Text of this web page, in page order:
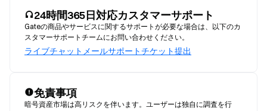
24時間365日対応カスタマーサポート
Gateの商品やサービスに関するサポートが必要な場合は、以下のカ
スタマーサポートチームにお問い合わせください。
ライブチャット メールサポートチケット提出
免責事項
暗号資産市場は高リスクを伴います。ユーザーは独自に調査を行